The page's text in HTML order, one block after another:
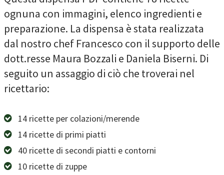
ognuna con immagini, elenco ingredienti e
preparazione. La dispensa è stata realizzata
dal nostro chef Francesco con il supporto delle
dott.resse Maura Bozzali e Daniela Biserni. Di
seguito un assaggio di ciò che troverai nel
ricettario:
14 ricette per colazioni/merende
14 ricette di primi piatti
40 ricette di secondi piatti e contorni
10 ricette di zuppe